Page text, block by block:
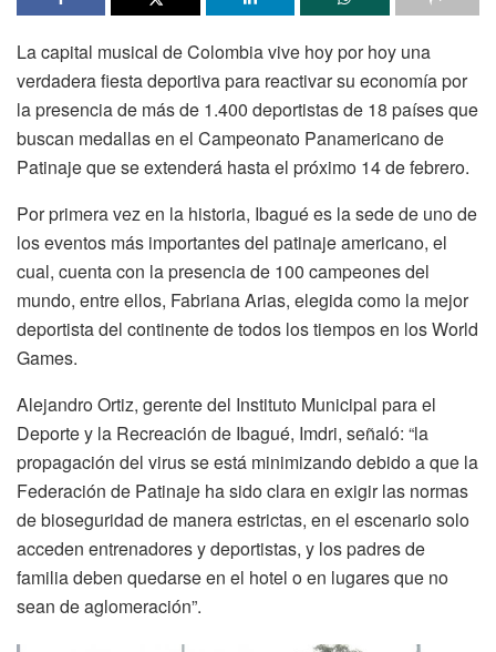
La capital musical de Colombia vive hoy por hoy una
verdadera fiesta deportiva para reactivar su economía por
la presencia de más de 1.400 deportistas de 18 países que
buscan medallas en el Campeonato Panamericano de
Patinaje que se extenderá hasta el próximo 14 de febrero.
Por primera vez en la historia, Ibagué es la sede de uno de
los eventos más importantes del patinaje americano, el
cual, cuenta con la presencia de 100 campeones del
mundo, entre ellos, Fabriana Arias, elegida como la mejor
deportista del continente de todos los tiempos en los World
Games.
Alejandro Ortiz, gerente del Instituto Municipal para el
Deporte y la Recreación de Ibagué, Imdri, señaló: “la
propagación del virus se está minimizando debido a que la
Federación de Patinaje ha sido clara en exigir las normas
de bioseguridad de manera estrictas, en el escenario solo
acceden entrenadores y deportistas, y los padres de
familia deben quedarse en el hotel o en lugares que no
sean de aglomeración”.